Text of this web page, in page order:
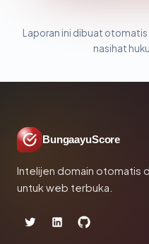
Laporan ini dibuat otomatis
nasihat
BungaayuScore
Intelijen domain otomatis
untuk web terbuka.